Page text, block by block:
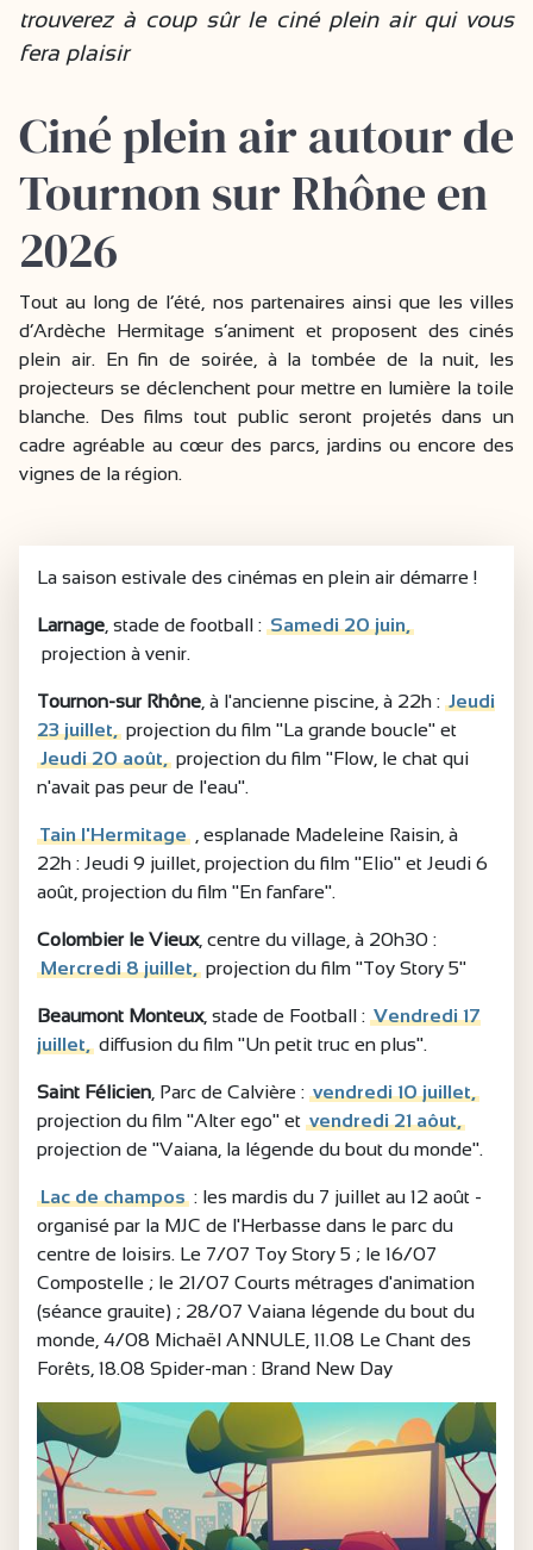
trouverez à coup sûr le ciné plein air qui vous
fera plaisir
Ciné plein air autour de
Tournon sur Rhône en
2026
Tout au long de l’été, nos partenaires ainsi que les villes
d’Ardèche Hermitage s’animent et proposent des cinés
plein air. En fin de soirée, à la tombée de la nuit, les
projecteurs se déclenchent pour mettre en lumière la toile
blanche. Des films tout public seront projetés dans un
cadre agréable au cœur des parcs, jardins ou encore des
vignes de la région.
La saison estivale des cinémas en plein air démarre !
Larnage , stade de football : Samedi 20 juin,
projection à venir.
Tournon-sur Rhône , à l'ancienne piscine, à 22h : Jeudi
23 juillet, projection du film "La grande boucle" et
Jeudi 20 août, projection du film "Flow, le chat qui
n'avait pas peur de l'eau".
Tain l'Hermitage
, esplanade Madeleine Raisin, à
22h : Jeudi 9 juillet, projection du film "Elio" et Jeudi 6
août, projection du film "En fanfare".
Colombier le Vieux, centre du village, à 20h30 :
Mercredi 8 juillet, projection du film "Toy Story 5"
Beaumont Monteux, stade de Football : Vendredi 17
juillet, diffusion du film "Un petit truc en plus".
Saint Félicien , Parc de Calvière : vendredi 10 juillet,
projection du film "Alter ego" et vendredi 21 aôut,
projection de "Vaiana, la légende du bout du monde".
Lac de champos : les mardis du 7 juillet au 12 août -
organisé par la MJC de l'Herbasse dans le parc du
centre de loisirs. Le 7/07 Toy Story 5 ; le 16/07
Compostelle ; le 21/07 Courts métrages d'animation
(séance grauite) ; 28/07 Vaiana légende du bout du
monde, 4/08 Michaël ANNULE, 11.08 Le Chant des
Forêts, 18.08 Spider-man : Brand New Day